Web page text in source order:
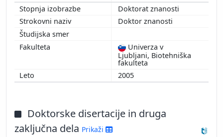
Doktorat znanosti
Doktor znanosti
Univerza v
Ljubljani, Biotehniška
fakulteta
2005
Doktorske disertacije in druga
zaključna dela Prikaži